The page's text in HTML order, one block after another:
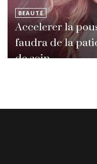
BEAUTÉ
Accelerer la
faudra de la
de soin